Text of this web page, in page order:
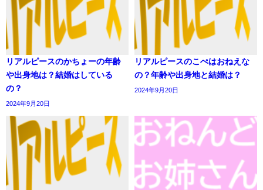
リアルピースのかちょーの年齢
や出身地は？結婚はしている
の？
2024年9月20日
リアルピースのこぺはおねえな
の？年齢や出身地と結婚は？
2024年9月20日